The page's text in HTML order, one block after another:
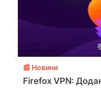
📰 Новини
Firefox VPN: